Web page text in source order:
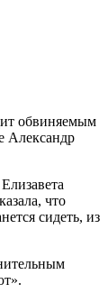
обвиняемым
Александр
что
сидеть, из